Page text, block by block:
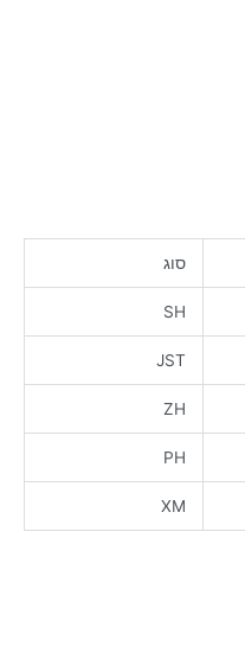
סוג
SH
JST
ZH
PH
XM